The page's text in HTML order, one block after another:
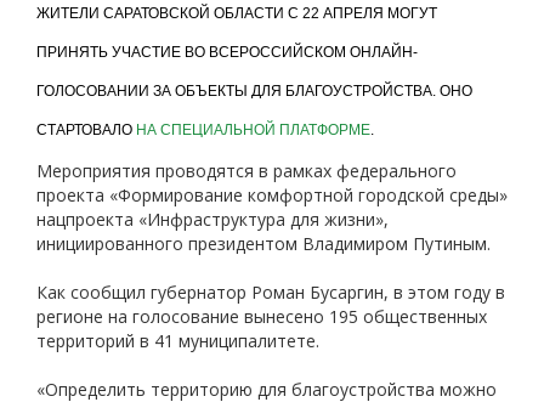
ЖИТЕЛИ САРАТОВСКОЙ ОБЛАСТИ С 22 АПРЕЛЯ МОГУТ
ПРИНЯТЬ УЧАСТИЕ ВО ВСЕРОССИЙСКОМ ОНЛАЙН-
ГОЛОСОВАНИИ ЗА ОБЪЕКТЫ ДЛЯ БЛАГОУСТРОЙСТВА. ОНО
СТАРТОВАЛО НА СПЕЦИАЛЬНОЙ ПЛАТФОРМЕ.
Мероприятия проводятся в рамках федерального
проекта «Формирование комфортной городской среды»
нацпроекта «Инфраструктура для жизни»,
инициированного президентом Владимиром Путиным.
Как сообщил губернатор Роман Бусаргин, в этом году в
регионе на голосование вынесено 195 общественных
территорий в 41 муниципалитете.
«Определить территорию для благоустройства можно